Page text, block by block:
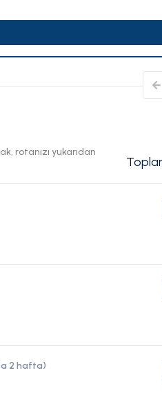
rotanızı yukarıdan
2 hafta)